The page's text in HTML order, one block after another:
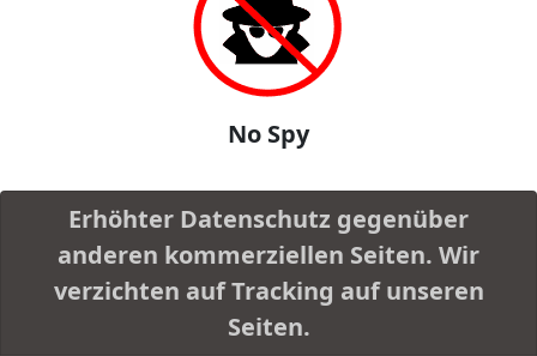
No Spy
Erhöhter Datenschutz gegenüber
anderen kommerziellen Seiten. Wir
verzichten auf Tracking auf unseren
Seiten.